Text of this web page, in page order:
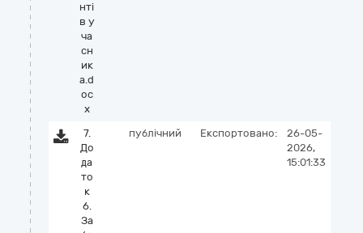
нті
в у
ча
сн
ик
а.d
oc
x
7.
До
да
то
к
6.
За
публічний Експортовано:
26-05-
2026,
15:01:33